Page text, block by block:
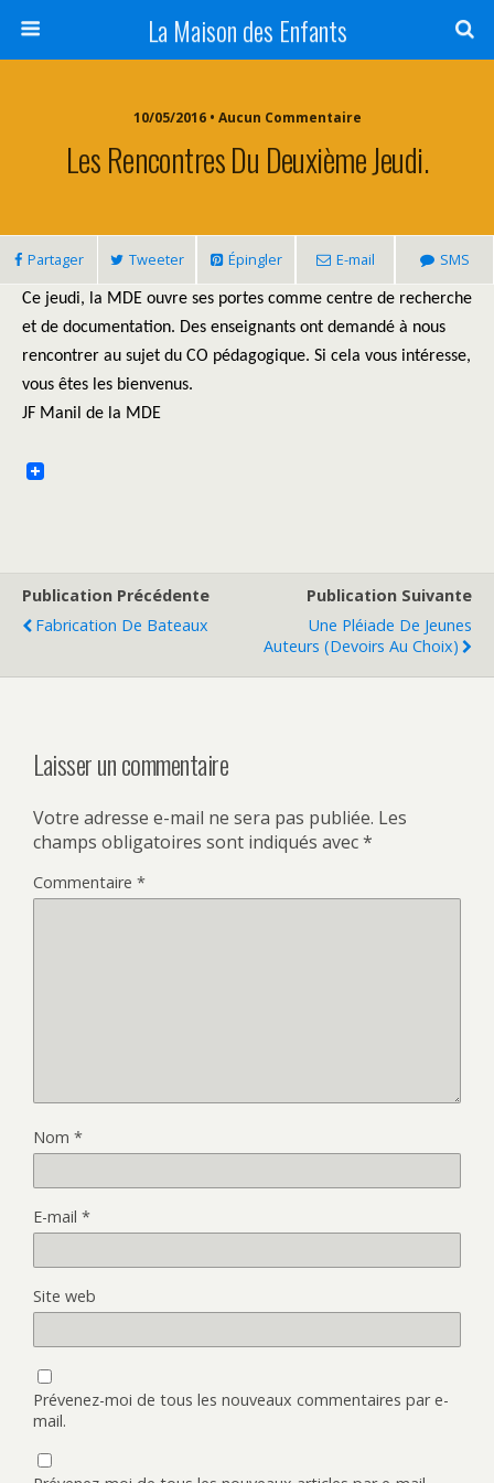
La Maison des Enfants
10/05/2016 • Aucun Commentaire
Les Rencontres Du Deuxième Jeudi.
Partager Tweeter Épingler E-mail SMS
Ce jeudi, la MDE ouvre ses portes comme centre de recherche
et de documentation. Des enseignants ont demandé à nous
rencontrer au sujet du CO pédagogique. Si cela vous intéresse,
vous êtes les bienvenus.
JF Manil de la MDE
Publication Précédente
Fabrication De Bateaux
Publication Suivante
Une Pléiade De Jeunes
Auteurs (devoirs Au Choix)
Laisser un commentaire
Votre adresse e-mail ne sera pas publiée. Les
champs obligatoires sont indiqués avec*
Commentaire *
Nom *
E-mail *
Site web
Prévenez-moi de tous les nouveaux commentaires par e-
mail.